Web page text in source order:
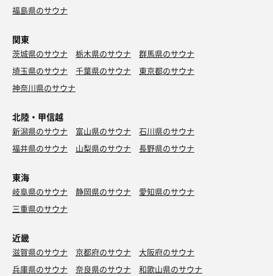
福島県のサウナ
関東
茨城県のサウナ 栃木県のサウナ
群馬県のサウナ
埼玉県のサウナ
千葉県のサウナ
東京都のサウナ
神奈川県のサウナ
北陸・甲信越
新潟県のサウナ 富山県のサウナ
石川県のサウナ
福井県のサウナ
山梨県のサウナ 長野県のサウナ
東海
岐阜県のサウナ 静岡県のサウナ
愛知県のサウナ
三重県のサウナ
近畿
滋賀県のサウナ 京都府のサウナ
大阪府のサウナ
兵庫県のサウナ
奈良県のサウナ 和歌山県のサウナ